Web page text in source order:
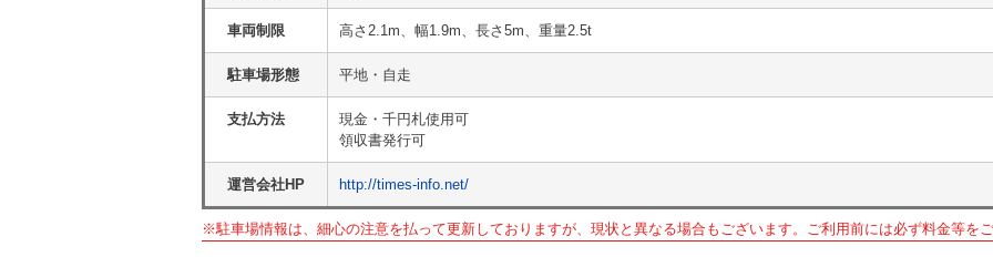
車両制限 高さ2.1m、幅1.9m、長さ5m、重量2.5t
駐車場形態 平地・自走
支払方法
現金・千円札使用可
領収書発行可
運営会社HP http://times-info.net/
※駐車場情報は、細心の注意を払って更新しておりますが、現状と異なる場合もございます。ご利用前には必ず料金等をご